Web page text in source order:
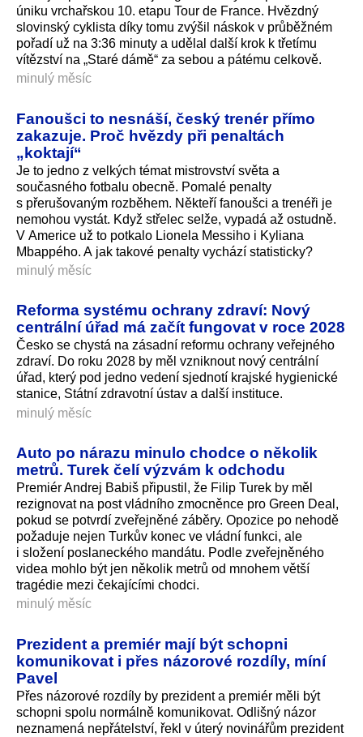
úniku vrchařskou 10. etapu Tour de France. Hvězdný
slovinský cyklista díky tomu zvýšil náskok v průběžném
pořadí už na 3:36 minuty a udělal další krok k třetímu
vítězství na „Staré dámě“ za sebou a pátému celkově.
minulý měsíc
Fanoušci to nesnáší, český trenér přímo
zakazuje. Proč hvězdy při penaltách
„koktají“
Je to jedno z velkých témat mistrovství světa a
současného fotbalu obecně. Pomalé penalty
s přerušovaným rozběhem. Někteří fanoušci a trenéři je
nemohou vystát. Když střelec selže, vypadá až ostudně.
V Americe už to potkalo Lionela Messiho i Kyliana
Mbappého. A jak takové penalty vychází statisticky?
minulý měsíc
Reforma systému ochrany zdraví: Nový
centrální úřad má začít fungovat v roce 2028
Česko se chystá na zásadní reformu ochrany veřejného
zdraví. Do roku 2028 by měl vzniknout nový centrální
úřad, který pod jedno vedení sjednotí krajské hygienické
stanice, Státní zdravotní ústav a další instituce.
minulý měsíc
Auto po nárazu minulo chodce o několik
metrů. Turek čelí výzvám k odchodu
Premiér Andrej Babiš připustil, že Filip Turek by měl
rezignovat na post vládního zmocněnce pro Green Deal,
pokud se potvrdí zveřejněné záběry. Opozice po nehodě
požaduje nejen Turkův konec ve vládní funkci, ale
i složení poslaneckého mandátu. Podle zveřejněného
videa mohlo být jen několik metrů od mnohem větší
tragédie mezi čekajícími chodci.
minulý měsíc
Prezident a premiér mají být schopni
komunikovat i přes názorové rozdíly, míní
Pavel
Přes názorové rozdíly by prezident a premiér měli být
schopni spolu normálně komunikovat. Odlišný názor
neznamená nepřátelství, řekl v úterý novinářům prezident